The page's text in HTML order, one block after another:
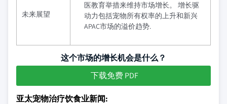
未来展望
医教育举措来维持市场增长。 增长驱
动力包括宠物所有权率的上升和新兴
APAC市场的溢价趋势.
这个市场的增长机会是什么？
下载免费 PDF
亚太宠物治疗饮食业新闻: